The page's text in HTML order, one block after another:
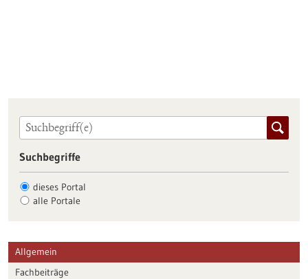
Suchbegriffe
dieses Portal
alle Portale
Allgemein
Fachbeiträge